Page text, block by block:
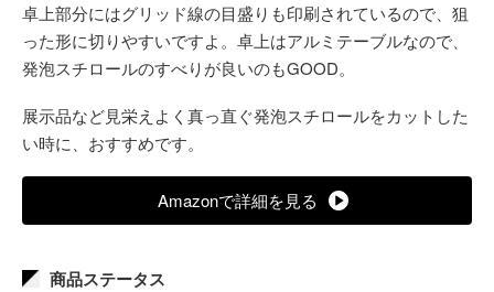
卓上部分にはグリッド線の目盛りも印刷されているので、狙
った形に切りやすいですよ。卓上はアルミテーブルなので、
発泡スチロールのすべりが良いのもGOOD。
展示品など見栄えよく真っ直ぐ発泡スチロールをカットした
い時に、おすすめです。
Amazonで詳細を見る
商品ステータス